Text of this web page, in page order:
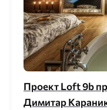
Проект Loft 9b
Димитар